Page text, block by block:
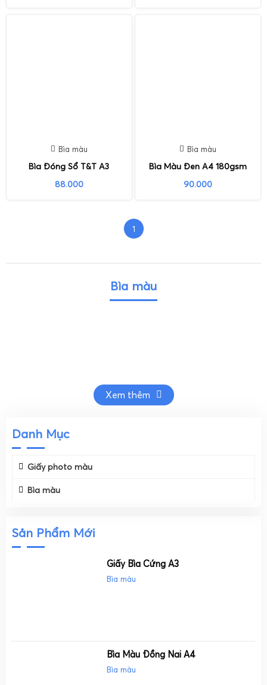
Danh Mục
Giấy photo màu
Bìa màu
Sản Phẩm Mới
Giấy Bìa Cứng A3
Bìa màu
Bìa Màu Đồng Nai A4
Bìa màu
Bìa màu
Bìa Đóng Sổ T&T A3
88.000
Bìa màu
Bìa Màu Đen A4 180gsm
90.000
1
Bìa màu
Xem thêm